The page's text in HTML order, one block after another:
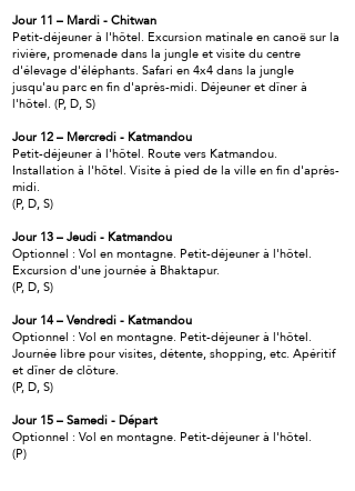
Jour 11 – Mardi - Chitwan
Petit-déjeuner à l'hôtel. Excursion matinale en canoë sur la
rivière, promenade dans la jungle et visite du centre
d'élevage d'éléphants. Safari en 4x4 dans la jungle
jusqu'au parc en fin d'après-midi. Déjeuner et dîner à
l'hôtel. (P, D, S)
Jour 12 – Mercredi - Katmandou
Petit-déjeuner à l'hôtel. Route vers Katmandou.
Installation à l'hôtel. Visite à pied de la ville en fin d'après-
midi.
(P, D, S)
Jour 13 – Jeudi - Katmandou
Optionnel : Vol en montagne. Petit-déjeuner à l'hôtel.
Excursion d'une journée à Bhaktapur.
(P, D, S)
Jour 14 – Vendredi - Katmandou
Optionnel : Vol en montagne. Petit-déjeuner à l'hôtel.
Journée libre pour visites, détente, shopping, etc. Apéritif
et dîner de clôture.
(P, D, S)
Jour 15 – Samedi - Départ
Optionnel : Vol en montagne. Petit-déjeuner à l'hôtel.
(P)